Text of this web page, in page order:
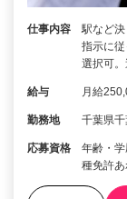
仕事内容
駅など
指示に
選択可
給与 月給
勤務地 千葉県
応募資格
年齢・
種免許